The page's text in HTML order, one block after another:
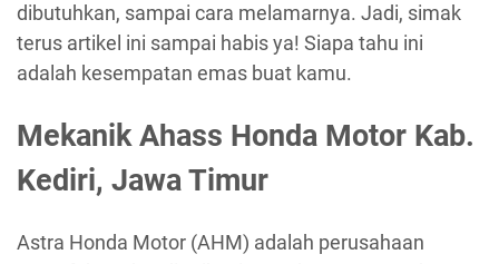
dibutuhkan, sampai cara melamarnya. Jadi, simak
terus artikel ini sampai habis ya! Siapa tahu ini
adalah kesempatan emas buat kamu.
Mekanik Ahass Honda Motor Kab.
Kediri, Jawa Timur
Astra Honda Motor (AHM) adalah perusahaan